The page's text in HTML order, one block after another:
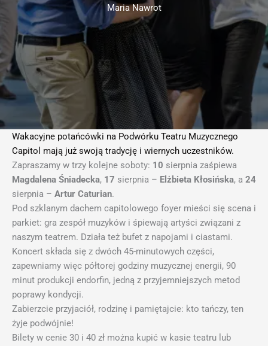
Maria Nawrot
Wakacyjne potańcówki na Podwórku Teatru Muzycznego
Capitol mają już swoją tradycję i wiernych uczestników.
Zapraszamy w trzy kolejne soboty: 10 sierpnia zaśpiewa
Magdalena Śniadecka, 17 sierpnia – Elżbieta Kłosińska, a 24
sierpnia – Artur Caturian.
Pod szklanym dachem capitolowego foyer mieści się scena i
parkiet: gra zespół muzyków i śpiewają artyści związani z
naszym teatrem. Działa też bufet z napojami i ciastami.
Koncert składa się z dwóch 45-minutowych części,
zapewniamy więc półtorej godziny muzycznej energii, 90
minut produkcji endorfin, jedną z przyjemniejszych metod
poprawy kondycji.
Zabierzcie przyjaciół, rodzinę i pamiętajcie: kto tańczy, ten
żyje podwójnie!
Bilety w cenie 30 i 40 zł można kupić w kasie teatru lub